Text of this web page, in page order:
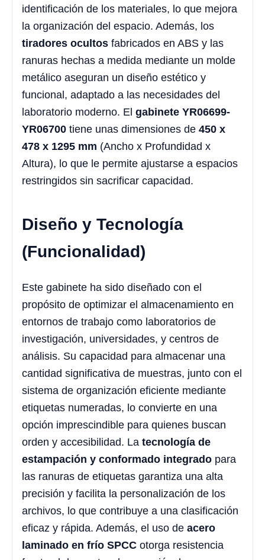
identificación de los materiales, lo que mejora
la organización del espacio. Además, los
tiradores ocultos fabricados en ABS y las
ranuras hechas a medida mediante un molde
metálico aseguran un diseño estético y
funcional, adaptado a las necesidades del
laboratorio moderno. El gabinete YR06699-
YR06700 tiene unas dimensiones de 450 x
478 x 1295 mm (Ancho x Profundidad x
Altura), lo que le permite ajustarse a espacios
restringidos sin sacrificar capacidad.
Diseño y Tecnología
(Funcionalidad)
Este gabinete ha sido diseñado con el
propósito de optimizar el almacenamiento en
entornos de trabajo como laboratorios de
investigación, universidades, y centros de
análisis. Su capacidad para almacenar una
cantidad significativa de muestras, junto con el
sistema de organización eficiente mediante
etiquetas numeradas, lo convierte en una
opción imprescindible para quienes buscan
orden y accesibilidad. La tecnología de
estampación y conformado integrado para
las ranuras de etiquetas garantiza una alta
precisión y facilita la personalización de los
archivos, lo que contribuye a una clasificación
eficaz y rápida. Además, el uso de acero
laminado en frío SPCC otorga resistencia